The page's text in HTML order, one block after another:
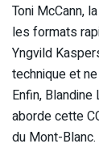
Toni McCann,
les formats
Yngvild
technique et
Enfin, Blandine
aborde cette
du Mont-